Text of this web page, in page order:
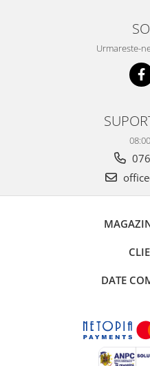
Urmareste-
DATE